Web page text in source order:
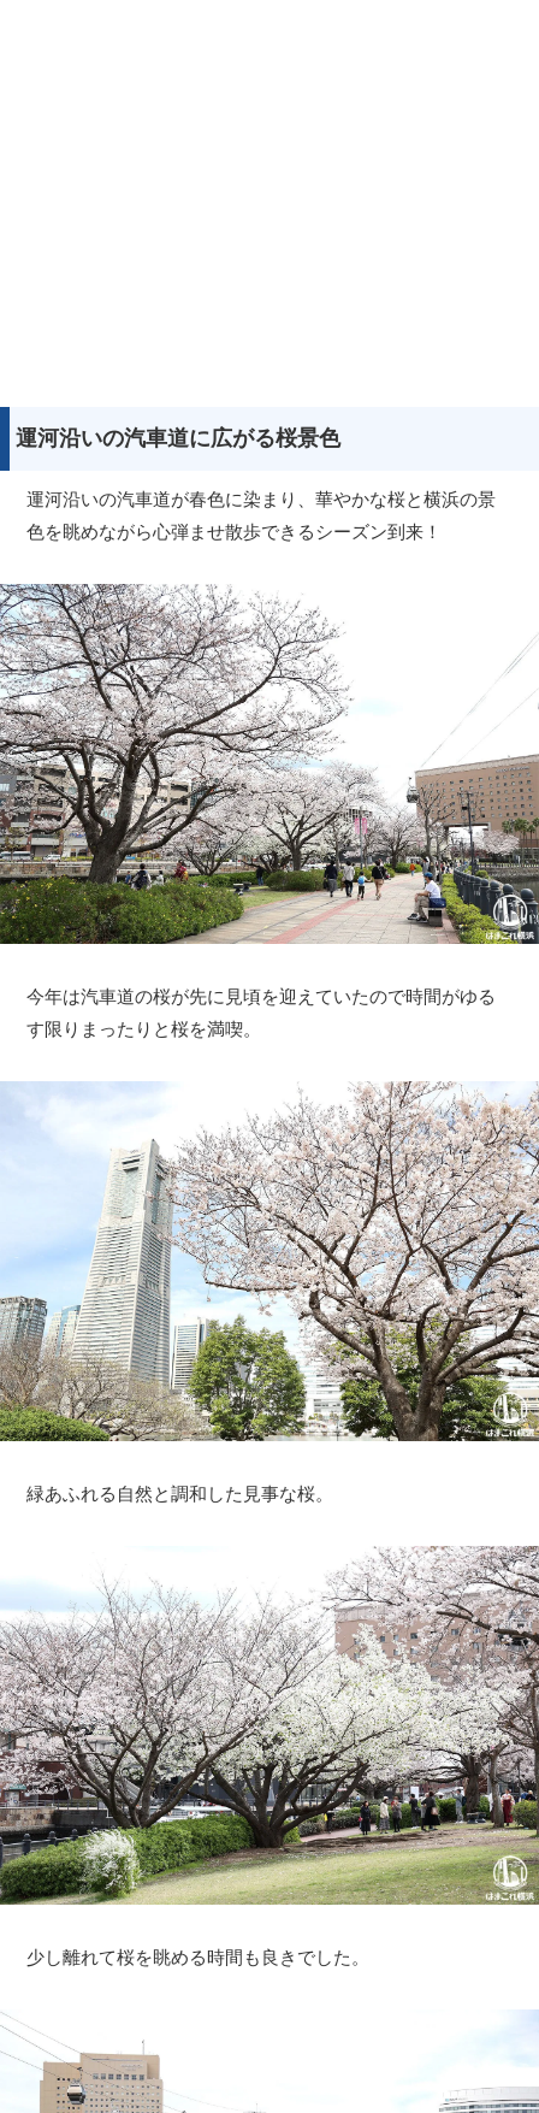
運河沿いの汽車道に広がる桜景色
運河沿いの汽車道が春色に染まり、華やかな桜と横浜の景
色を眺めながら心弾ませ散歩できるシーズン到来！
今年は汽車道の桜が先に見頃を迎えていたので時間がゆる
す限りまったりと桜を満喫。
緑あふれる自然と調和した見事な桜。
少し離れて桜を眺める時間も良きでした。